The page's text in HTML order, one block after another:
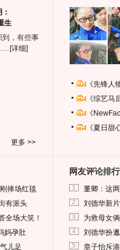
生
到，有些事
[详细]
更多 >>
《先锋
《综艺
《
《夏日
捧场红毯
有派头
全场大笑！
妈孕肚
儿足
网友评论排行
1 董卿：这
2 刘德华新
3 为救母女
4 刘德华扮
5 章子怡斥